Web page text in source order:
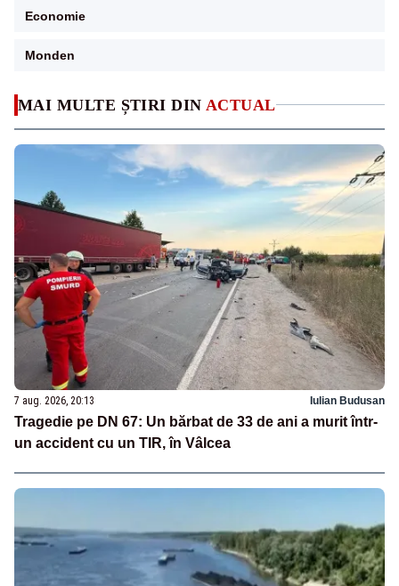
MAI MULTE ȘTIRI DIN ACTUAL
7 aug. 2026, 20:13 Iulian Budusan
Tragedie pe DN 67: Un bărbat de 33 de ani a murit într-
un accident cu un TIR, în Vâlcea
Economie
Monden